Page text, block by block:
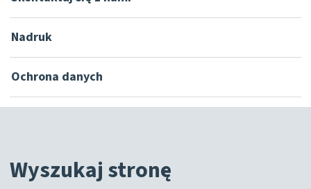
Nadruk
Ochrona danych
Wyszukaj stronę